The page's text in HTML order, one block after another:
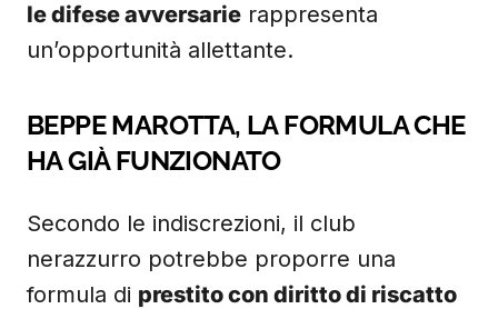
le difese avversarie rappresenta
un’opportunità allettante.
BEPPE MAROTTA, LA FORMULA CHE
HA GIÀ FUNZIONATO
Secondo le indiscrezioni, il club
nerazzurro potrebbe proporre una
formula di prestito con diritto di riscatto